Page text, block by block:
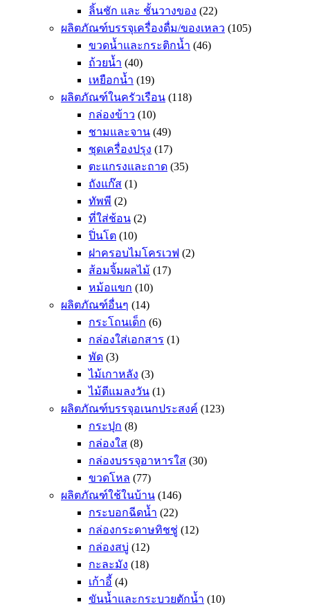
ลิ้นชัก และ ชั้นวางของ (22)
ผลิตภัณฑ์บรรจุเครื่องดื่ม/ของเหลว (105)
ขวดน้ำและกระติกน้ำ (46)
ถ้วยน้ำ (40)
เหยือกน้ำ (19)
ผลิตภัณฑ์ในครัวเรือน (118)
กล่องข้าว (10)
ชามและจาน (49)
ชุดเครื่องปรุง (17)
ตะแกรงและถาด (35)
ถังแก๊ส (1)
ทัพพี (2)
ที่ใส่ช้อน (2)
ปิ่นโต (10)
ฝาครอบไมโครเวฟ (2)
ส้อมจิ้มผลไม้ (17)
หม้อแขก (10)
ผลิตภัณฑ์อื่นๆ (14)
กระโถนเด็ก (6)
กล่องใส่เอกสาร (1)
พัด (3)
ไม้เกาหลัง (3)
ไม้ตีแมลงวัน (1)
ผลิตภัณฑ์บรรจุอเนกประสงค์ (123)
กระปุก (8)
กล่องใส (8)
กล่องบรรจุอาหารใส (30)
ขวดโหล (77)
ผลิตภัณฑ์ใช้ในบ้าน (146)
กระบอกฉีดน้ำ (22)
กล่องกระดาษทิชชู่ (12)
กล่องสบู่ (12)
กะละมัง (18)
เก้าอี้ (4)
ขันน้ำและกระบวยตักน้ำ (10)